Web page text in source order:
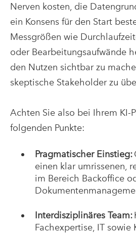
Nerven kosten, die
ein Konsens für den Start
Messgrößen wie
oder Bearbeitungsaufwände
den Nutzen sichtbar zu
skeptische Stakeholder zu
Achten Sie also bei Ihrem KI-
folgenden Punkte:
Pragmatischer Einstieg:
einen klar umrissenen,
im Bereich Backoffice
Interdisziplinäres Team:
Fachexpertise, IT sowie